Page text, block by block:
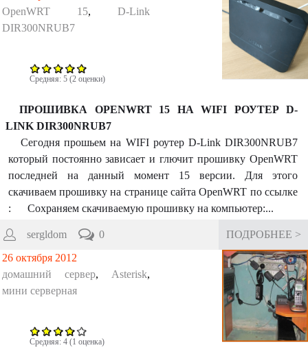
OpenWRT 15,D-Link
DIR300NRUB7
Средняя: 5 (2 оценки)
ПРОШИВКА OPENWRT 15 НА WIFI РОУТЕР D-
LINK DIR300NRUB7
Сегодня прошьем на WIFI роутер D-Link DIR300NRUB7
который постоянно зависает и глючит прошивку OpenWRT
последней на данный момент 15 версии. Для этого
скачиваем прошивку на странице сайта OpenWRT по ссылке
: Сохраняем скачиваемую прошивку на компьютер:...
sergldom ПОДРОБНЕЕ >
0
26 октября 2012
домашний сервер, Asterisk,
мини серверная
Средняя: 4 (1 оценка)